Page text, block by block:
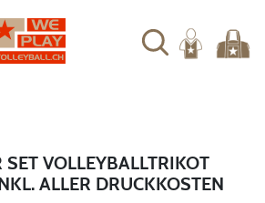
VOLLEYBALLTRIKOT
ALLER DRUCKKOSTEN